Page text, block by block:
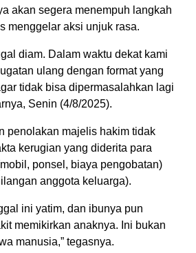
akan segera menempuh langkah
menggelar aksi unjuk rasa.
diam. Dalam waktu dekat kami
ulang dengan format yang
tidak bisa dipermasalahkan lagi
Senin (4/8/2025).
penolakan majelis hakim tidak
kerugian yang diderita para
ponsel, biaya pengobatan)
anggota keluarga).
ini yatim, dan ibunya pun
memikirkan anaknya. Ini bukan
manusia,” tegasnya.